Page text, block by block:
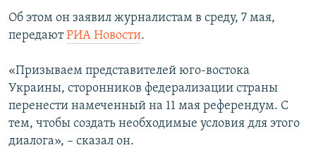
Об этом он заявил журналистам в среду, 7 мая,
передаютРИА Новости.
«Призываем представителей юго-востока
Украины, сторонников федерализации страны
перенести намеченный на 11 мая референдум. С
тем, чтобы создать необходимые условия для этого
диалога», – сказал он.